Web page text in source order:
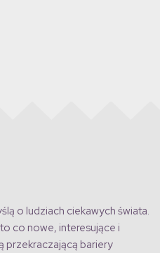
o ludziach ciekawych świata.
co nowe, interesujące i
przekraczającą bariery